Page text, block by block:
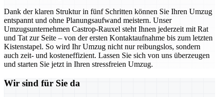
Dank der klaren Struktur in fünf Schritten können Sie Ihren Umzug
entspannt und ohne Planungsaufwand meistern. Unser
Umzugsunternehmen Castrop-Rauxel steht Ihnen jederzeit mit Rat
und Tat zur Seite – von der ersten Kontaktaufnahme bis zum letzten
Kistenstapel. So wird Ihr Umzug nicht nur reibungslos, sondern
auch zeit- und kosteneffizient. Lassen Sie sich von uns überzeugen
und starten Sie jetzt in Ihren stressfreien Umzug.
Wir sind für Sie da